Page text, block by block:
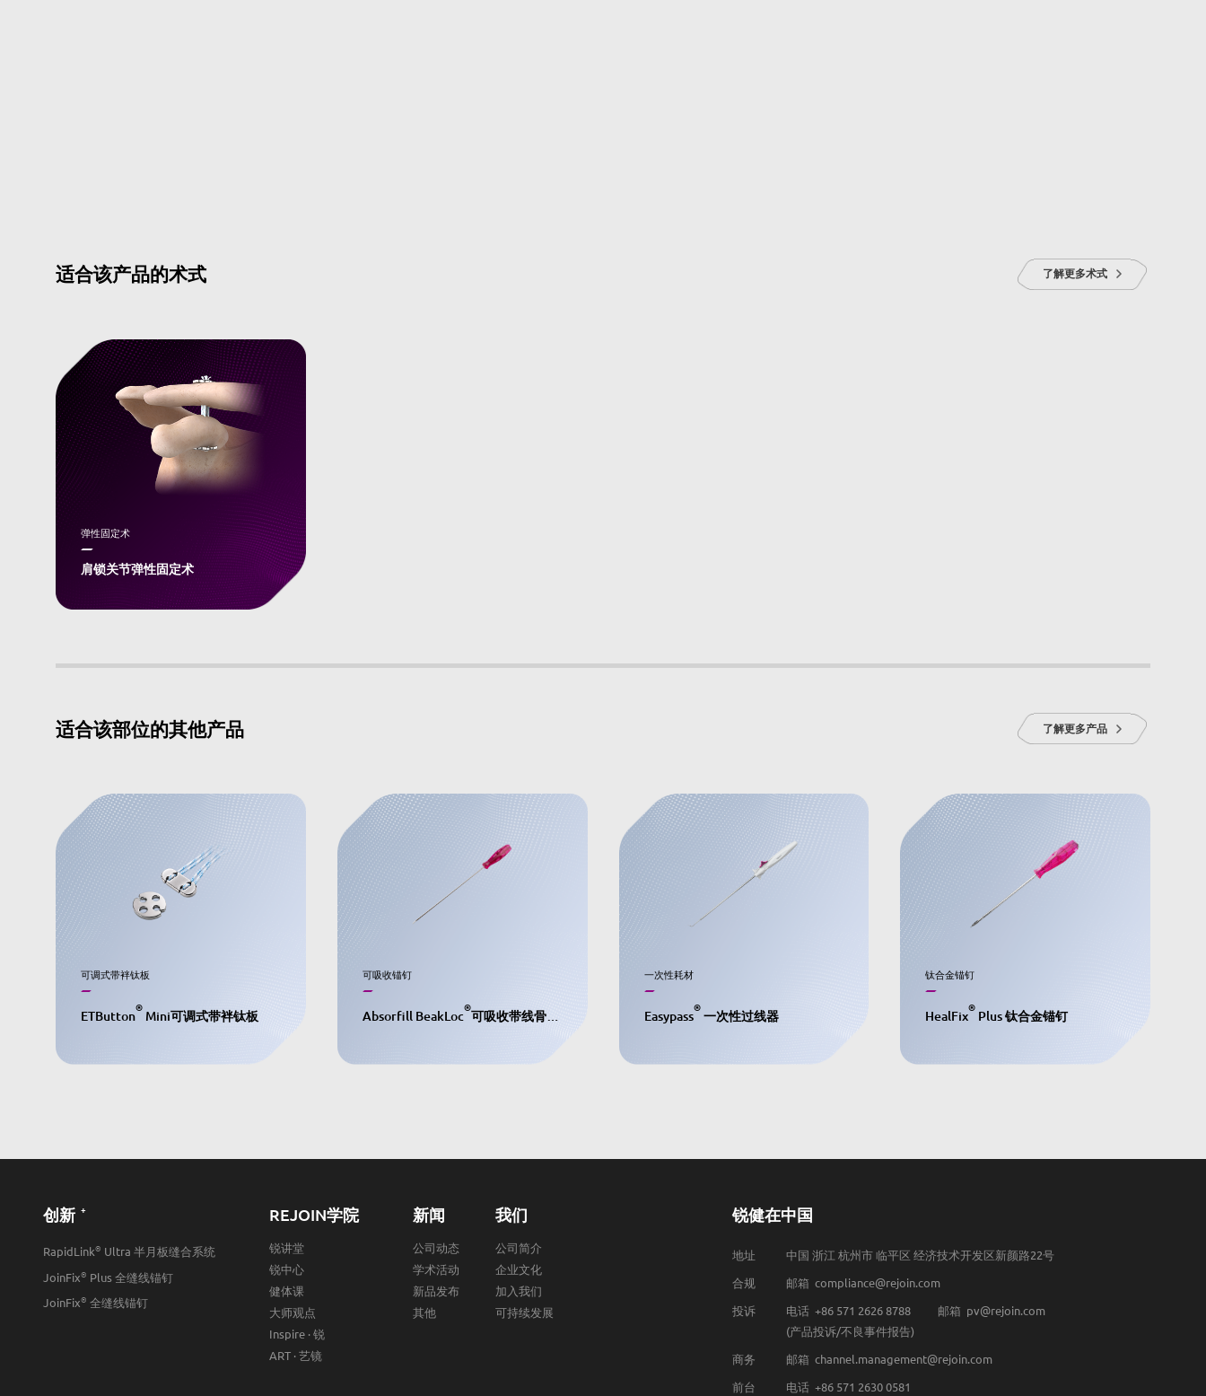
适合该产品的术式 了解更多术式
弹性固定术
肩锁关节弹性固定术
适合该部位的其他产品 了解更多产品
可调式带袢钛板
ETButton
®
Mini可调式带袢钛板
可吸收锚钉
Absorfill BeakLoc
®
可吸收带线骨锚钉
一次性耗材
Easypass
®
一次性过线器
钛合金锚钉
HealFix
®
Plus 钛合金锚钉
创新 +
RapidLink® Ultra 半月板缝合系统
JoinFix® Plus 全缝线锚钉
JoinFix® 全缝线锚钉
REJOIN学院
锐讲堂
锐中心
健体课
大师观点
Inspire · 锐
ART · 艺镜
新闻
公司动态
学术活动
新品发布
其他
我们
公司简介
企业文化
加入我们
可持续发展
锐健在中国
地址
中国 浙江 杭州市 临平区 经济技术开发区新颜路22号
合规
邮箱 compliance@rejoin.com
投诉
电话 +86 571 2626 8788
邮箱 pv@rejoin.com
(产品投诉/不良事件报告)
商务
邮箱 channel.management@rejoin.com
前台
电话 +86 571 2630 0581